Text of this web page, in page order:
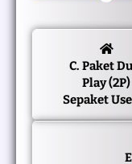
C. Paket
Play (2P)
Sepaket